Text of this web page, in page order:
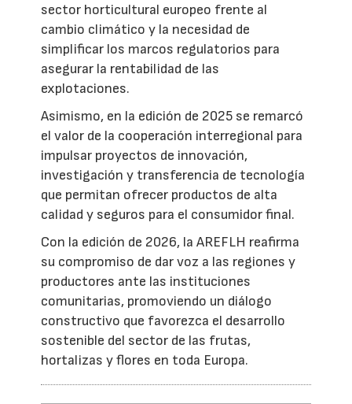
sector horticultural europeo frente al
cambio climático y la necesidad de
simplificar los marcos regulatorios para
asegurar la rentabilidad de las
explotaciones.
Asimismo, en la edición de 2025 se remarcó
el valor de la cooperación interregional para
impulsar proyectos de innovación,
investigación y transferencia de tecnología
que permitan ofrecer productos de alta
calidad y seguros para el consumidor final.
Con la edición de 2026, la AREFLH reafirma
su compromiso de dar voz a las regiones y
productores ante las instituciones
comunitarias, promoviendo un diálogo
constructivo que favorezca el desarrollo
sostenible del sector de las frutas,
hortalizas y flores en toda Europa.